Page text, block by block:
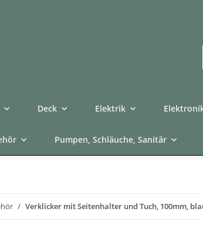
Deck Elektrik
Pumpen, Schläuche, Sanitär
Verklicker mit Seitenhalter und Tuch, 100mm,